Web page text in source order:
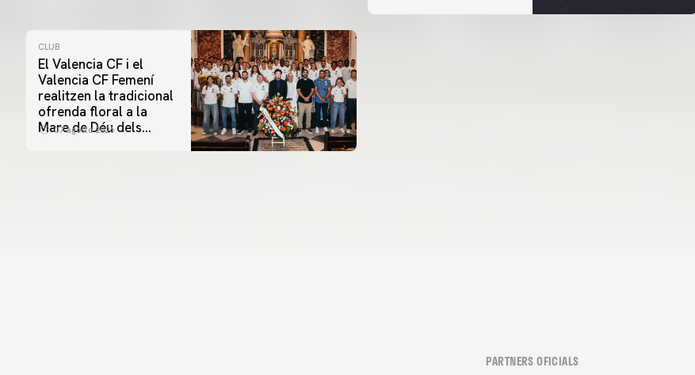
CLUB
El Valencia CF i el
Valencia CF Femení
realitzen la tradicional
ofrenda floral a la
Mare de Déu dels
07 agosto 2026
PARTNERS OFICIALS